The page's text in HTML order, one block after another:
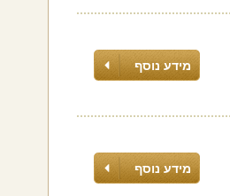
מידע נוסף
מידע נוסף